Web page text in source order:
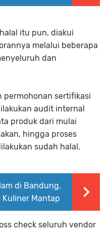
itu pun, diakui
melalui beberapa
dan
permohonan sertifikasi
audit internal
produk dari mulai
hingga proses
sudah halal.
di Bandung,
Kuliner Mantap
check seluruh vendor